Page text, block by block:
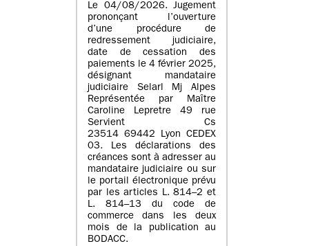
Le 04/08/2026. Jugement
prononçant l’ouverture
d’une procédure de
redressement judiciaire,
date de cessation des
paiements le 4 février 2025,
désignant mandataire
judiciaire Selarl Mj Alpes
Représentée par Maître
Caroline Lepretre 49 rue
Servient Cs
23514 69442 Lyon CEDEX
03. Les déclarations des
créances sont à adresser au
mandataire judiciaire ou sur
le portail électronique prévu
par les articles L. 814–2 et
L. 814–13 du code de
commerce dans les deux
mois de la publication au
BODACC.